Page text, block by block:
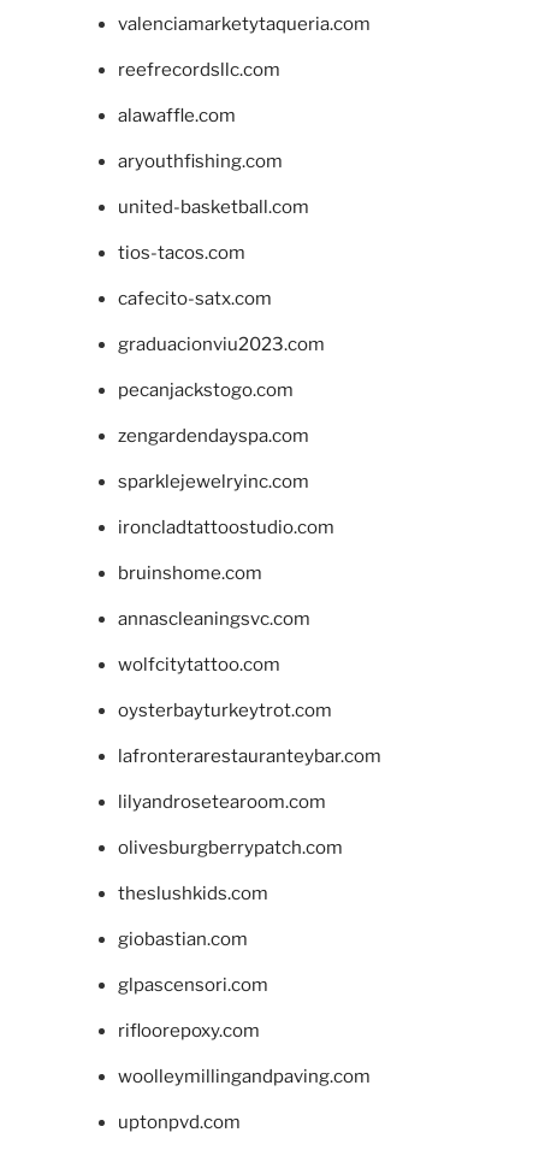
valenciamarketytaqueria.com
reefrecordsllc.com
alawaffle.com
aryouthfishing.com
united-basketball.com
tios-tacos.com
cafecito-satx.com
graduacionviu2023.com
pecanjackstogo.com
zengardendayspa.com
sparklejewelryinc.com
ironcladtattoostudio.com
bruinshome.com
annascleaningsvc.com
wolfcitytattoo.com
oysterbayturkeytrot.com
lafronterarestauranteybar.com
lilyandrosetearoom.com
olivesburgberrypatch.com
theslushkids.com
giobastian.com
glpascensori.com
rifloorepoxy.com
woolleymillingandpaving.com
uptonpvd.com